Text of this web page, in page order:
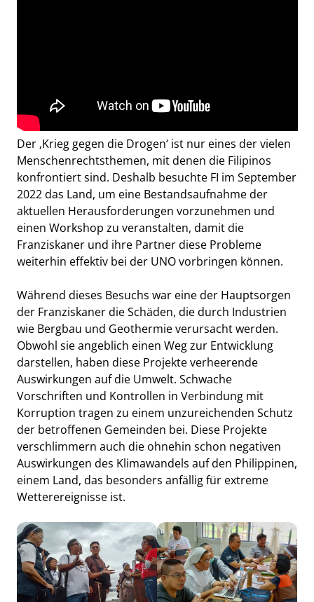
Der ‚Krieg gegen die Drogen‘ ist nur eines der vielen
Menschenrechtsthemen, mit denen die Filipinos
konfrontiert sind. Deshalb besuchte FI im September
2022 das Land, um eine Bestandsaufnahme der
aktuellen Herausforderungen vorzunehmen und
einen Workshop zu veranstalten, damit die
Franziskaner und ihre Partner diese Probleme
weiterhin effektiv bei der UNO vorbringen können.
Während dieses Besuchs war eine der Hauptsorgen
der Franziskaner die Schäden, die durch Industrien
wie Bergbau und Geothermie verursacht werden.
Obwohl sie angeblich einen Weg zur Entwicklung
darstellen, haben diese Projekte verheerende
Auswirkungen auf die Umwelt. Schwache
Vorschriften und Kontrollen in Verbindung mit
Korruption tragen zu einem unzureichenden Schutz
der betroffenen Gemeinden bei. Diese Projekte
verschlimmern auch die ohnehin schon negativen
Auswirkungen des Klimawandels auf den Philippinen,
einem Land, das besonders anfällig für extreme
Wetterereignisse ist.